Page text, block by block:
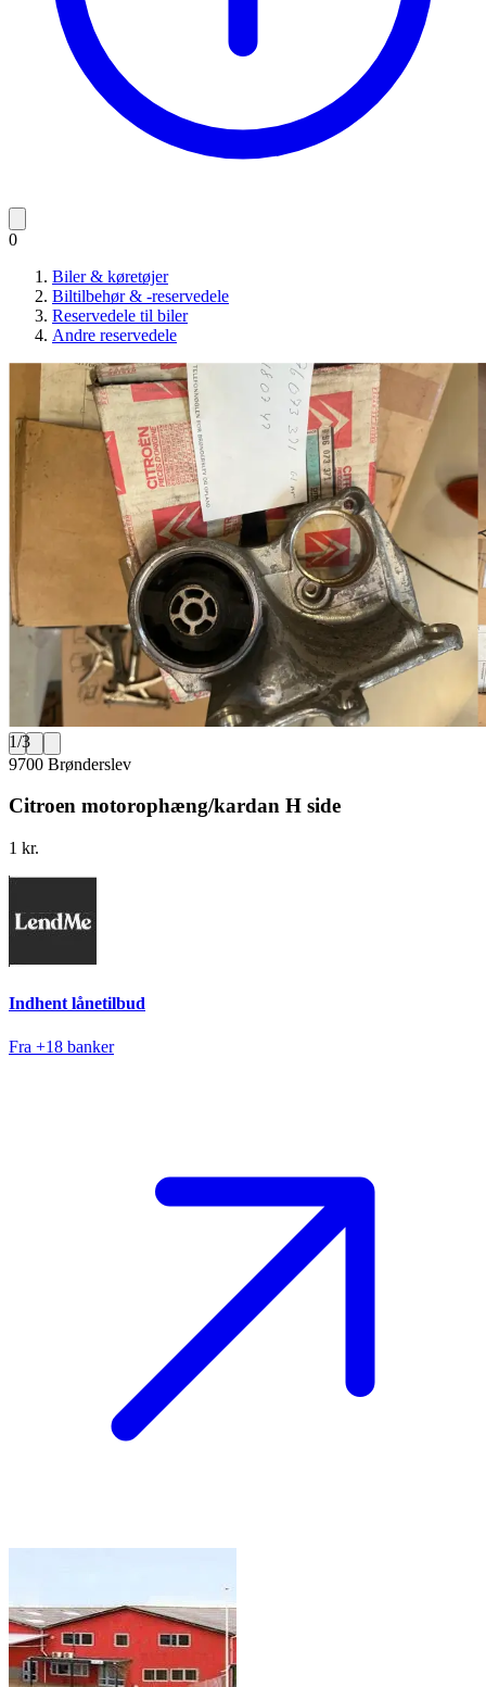
0
Biler & køretøjer
Biltilbehør & -reservedele
Reservedele til biler
Andre reservedele
1/3
9700 Brønderslev
Citroen motorophæng/kardan H side
1 kr.
Indhent lånetilbud
Fra +18 banker